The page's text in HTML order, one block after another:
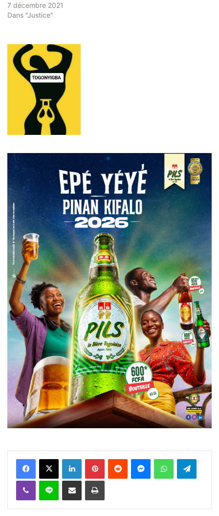
7 décembre 2021
Dans "Justice"
FacebookX Linkedin PinterestReddit MessengerWhatsAppTelegram
Viber Ligne Partager par email Imprimer